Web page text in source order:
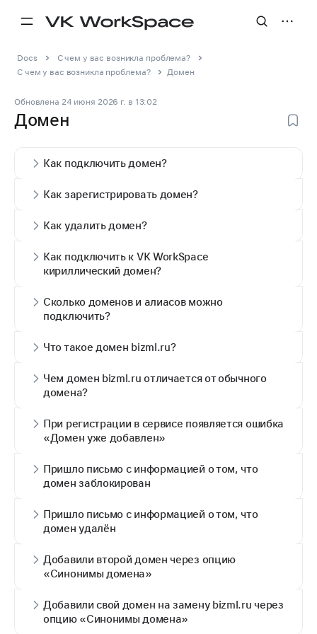
Docs
С чем у вас возникла проблема?
С чем у вас возникла проблема?
Домен
Обновлена 24 июня 2026 г. в 13:02
Домен
Как подключить домен?
Как зарегистрировать домен?
Как удалить домен?
Как подключить к VK WorkSpace
кириллический домен?
Сколько доменов и алиасов можно
подключить?
Что такое домен bizml.ru?
Чем домен bizml.ru отличается от обычного
домена?
При регистрации в сервисе появляется ошибка
«Домен уже добавлен»
Пришло письмо с информацией о том, что
домен заблокирован
Пришло письмо с информацией о том, что
домен удалён
Добавили второй домен через опцию
«Синонимы домена»
Добавили свой домен на замену bizml.ru через
опцию «Синонимы домена»